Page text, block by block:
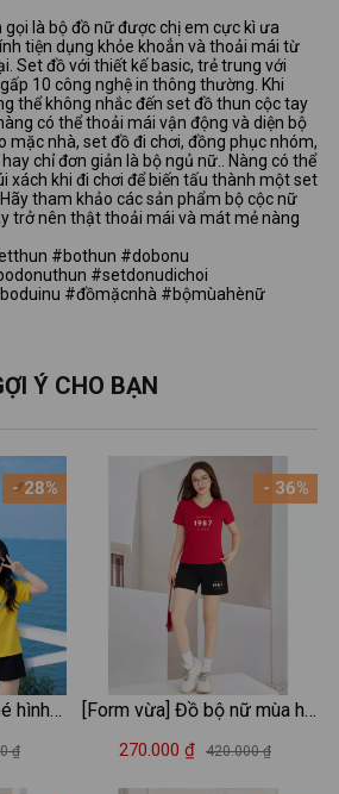
là bộ đồ nữ được chị em cực kì ưa
tiện dụng khỏe khoẳn và thoải mái từ
Set đồ với thiết kế basic, trẻ trung với
10 công nghệ in thông thường. Khi
thể không nhắc đến set đồ thun cộc tay
có thể thoải mái vận động và diện bộ
mặc nhà, set đồ đi chơi, đồng phục nhóm,
chỉ đơn giản là bộ ngủ nữ.. Nàng có thể
xách khi đi chơi để biến tấu thành một set
tham khảo các sản phẩm bộ cộc nữ
trở nên thật thoải mái và mát mẻ nàng
#bothun #dobonu
#setdonudichoi
#đồmặcnhà #bộmùahènữ
Ý CHO BẠN
- 28%
hình
₫
- 36%
[Form vừa] Đồ bộ nữ mùa hè
thun cotton áo cổ V - Quần
270.000 ₫ 420.000 ₫